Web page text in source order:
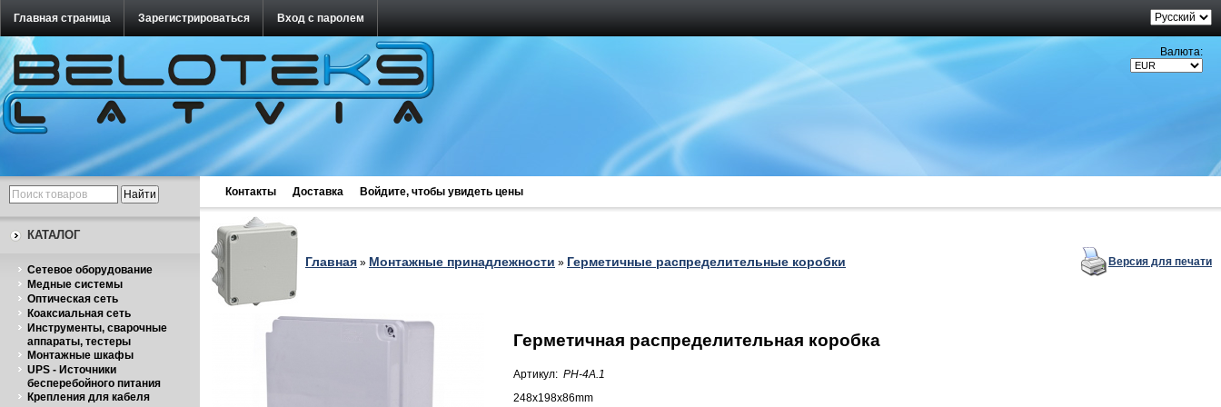
Главная страница Зарегистрироваться Вход с паролем
Валюта:
КАТАЛОГ
Cетевое оборудование
Медные системы
Оптическая сеть
Коаксиальная сеть
Инструменты, сварочные
аппараты, тестеры
Монтажные шкафы
UPS - Источники
бесперебойного питания
Крепления для кабеля
Контакты Доставка Войдите, чтобы увидеть цены
Главная » Монтажные принадлежности » Герметичные распределительные коробки Версия для печати
Герметичная распределительная коробка
Артикул: PH-4A.1
248x198x86mm